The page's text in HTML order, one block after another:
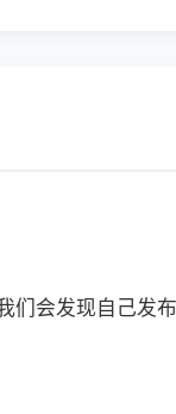
会发现自己发